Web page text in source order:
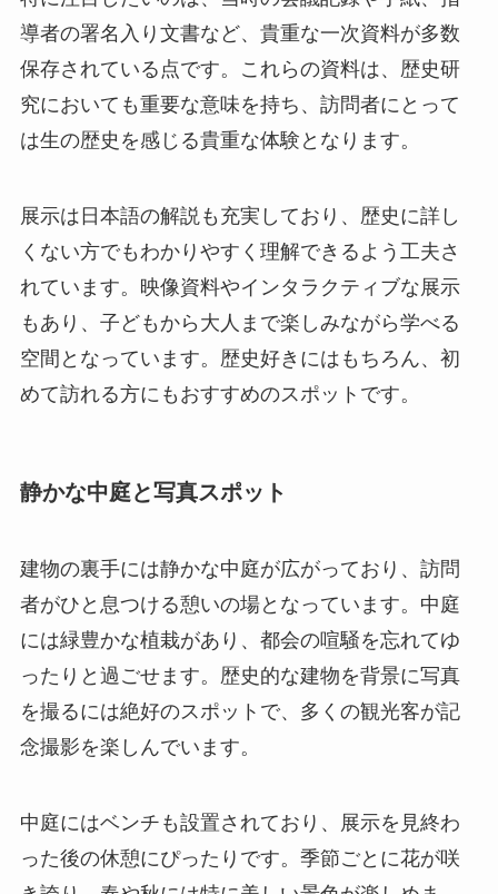
導者の署名入り文書など、貴重な一次資料が多数
保存されている点です。これらの資料は、歴史研
究においても重要な意味を持ち、訪問者にとって
は生の歴史を感じる貴重な体験となります。
展示は日本語の解説も充実しており、歴史に詳し
くない方でもわかりやすく理解できるよう工夫さ
れています。映像資料やインタラクティブな展示
もあり、子どもから大人まで楽しみながら学べる
空間となっています。歴史好きにはもちろん、初
めて訪れる方にもおすすめのスポットです。
静かな中庭と写真スポット
建物の裏手には静かな中庭が広がっており、訪問
者がひと息つける憩いの場となっています。中庭
には緑豊かな植栽があり、都会の喧騒を忘れてゆ
ったりと過ごせます。歴史的な建物を背景に写真
を撮るには絶好のスポットで、多くの観光客が記
念撮影を楽しんでいます。
中庭にはベンチも設置されており、展示を見終わ
った後の休憩にぴったりです。季節ごとに花が咲